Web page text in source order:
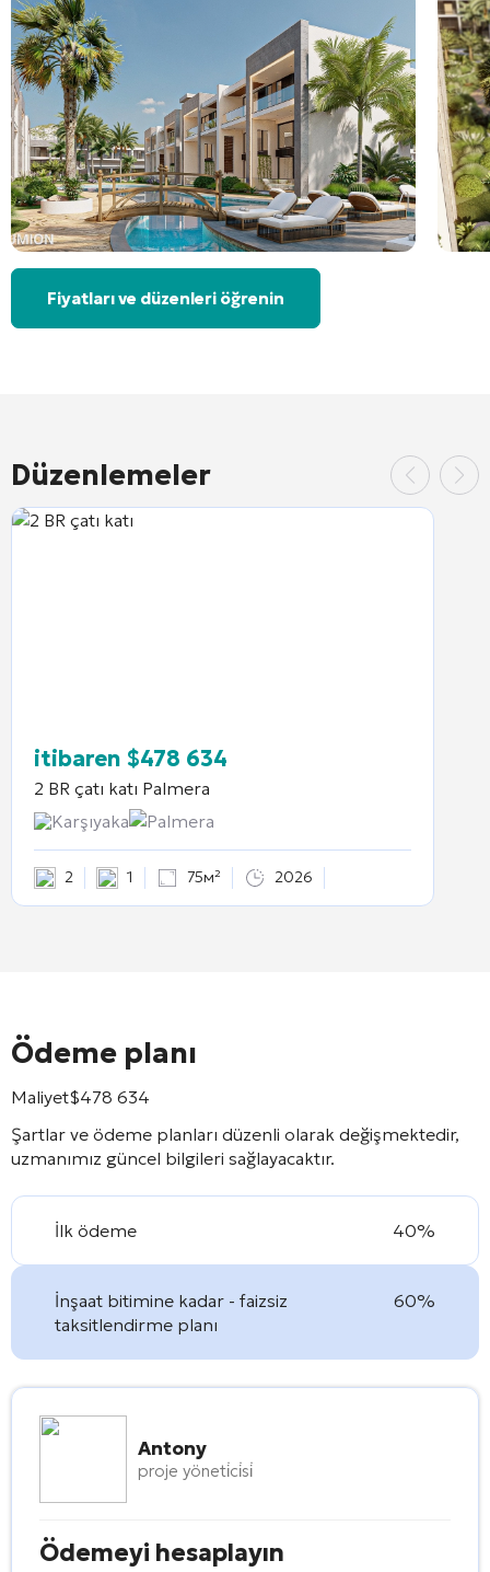
Fiyatları ve düzenleri öğrenin
Düzenlemeler
itibaren $478 634
2 BR çatı katı Palmera
Karşıyaka
Palmera
2 1 75м² 2026
Ödeme planı
Maliyet$478 634
Şartlar ve ödeme planları düzenli olarak değişmektedir,
uzmanımız güncel bilgileri sağlayacaktır.
İlk ödeme 40%
İnşaat bitimine kadar - faizsiz
taksitlendirme planı
60%
Antony
proje yöneti̇ci̇si̇
Ödemeyi hesaplayın